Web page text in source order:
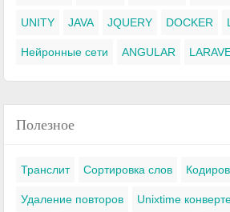
UNITY JAVA JQUERY DOCKER
Нейронные сети ANGULAR
Полезное
Транслит Сортировка слов
Удаление повторов Unixtime